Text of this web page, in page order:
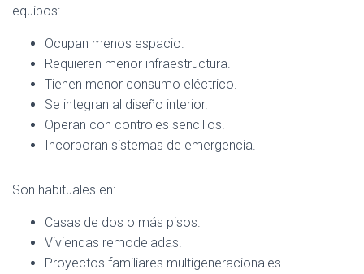
equipos:
Ocupan menos espacio.
Requieren menor infraestructura.
Tienen menor consumo eléctrico.
Se integran al diseño interior.
Operan con controles sencillos.
Incorporan sistemas de emergencia.
Son habituales en:
Casas de dos o más pisos.
Viviendas remodeladas.
Proyectos familiares multigeneracionales.